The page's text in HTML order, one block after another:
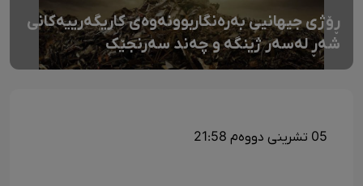
ڕۆژی جیهانیی بەرەنگاربوونەوەی کاریگەرییەکانی
شەڕ لەسەر ژینگە و چەند سەرنجێک
05 تشرینی دووەم 21:58